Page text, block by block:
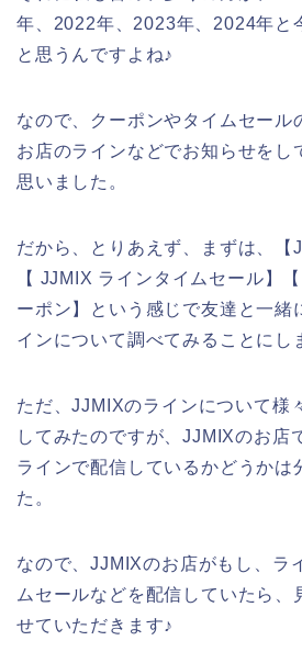
年、2022年、2023年、2024年と
と思うんですよね♪
なので、クーポンやタイムセール
お店のラインなどでお知らせをし
思いました。
だから、とりあえず、まずは、【
【 JJMIX ラインタイムセール】
ーポン】という感じで友達と一緒
インについて調べてみることにし
ただ、JJMIXのラインについて様
してみたのですが、JJMIXのお店
ラインで配信しているかどうかは
た。
なので、JJMIXのお店がもし、ラ
ムセールなどを配信していたら、
せていただきます♪